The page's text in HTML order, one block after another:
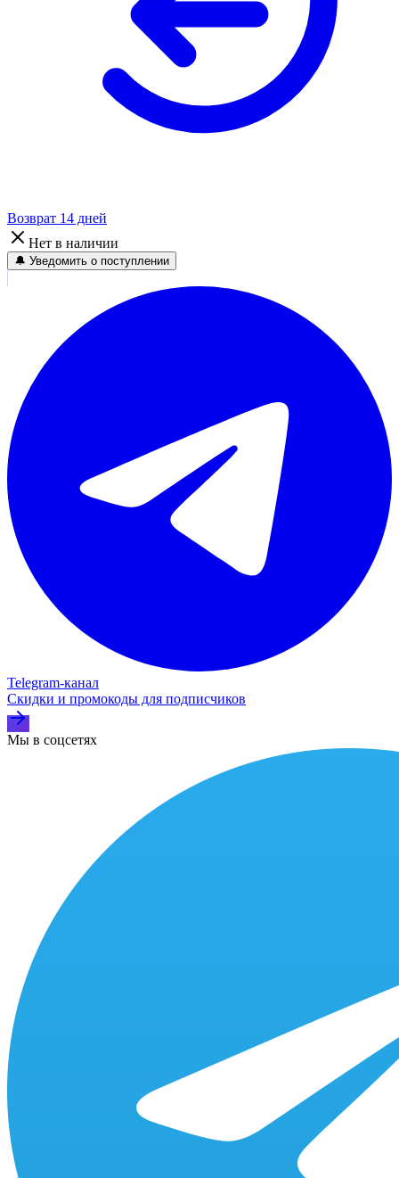
Возврат 14 дней
Нет в наличии
🔔 Уведомить о поступлении
Telegram‑канал
Скидки и промокоды для подписчиков
Мы в соцсетях